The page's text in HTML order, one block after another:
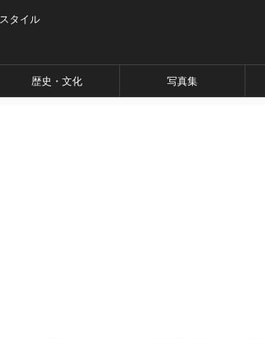
タイル
歴史・文化 写真集